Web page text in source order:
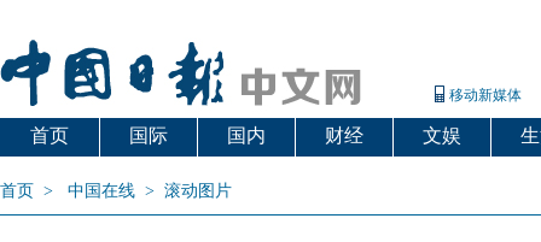
移动新媒体
首页 国际 国内 财经 文娱
首页 > 中国在线 > 滚动图片